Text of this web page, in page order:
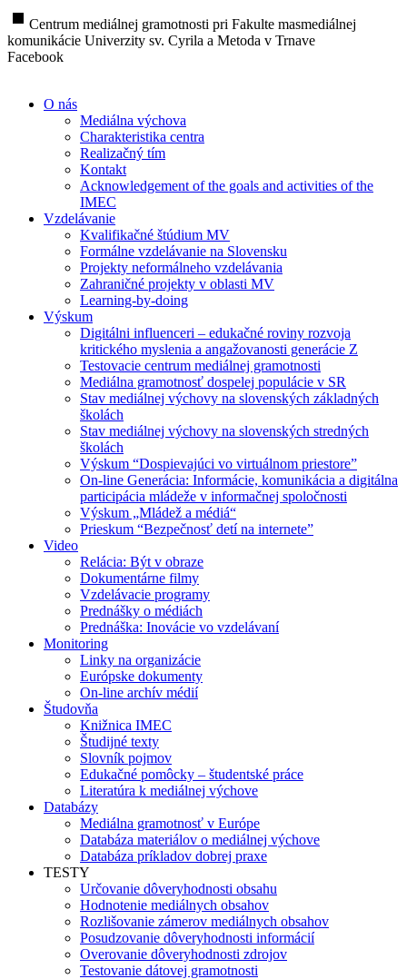
stop Centrum mediálnej gramotnosti pri Fakulte masmediálnej
komunikácie Univerzity sv. Cyrila a Metoda v Trnave
Facebook
O nás
Mediálna výchova
Charakteristika centra
Realizačný tím
Kontakt
Acknowledgement of the goals and activities of the
IMEC
Vzdelávanie
Kvalifikačné štúdium MV
Formálne vzdelávanie na Slovensku
Projekty neformálneho vzdelávania
Zahraničné projekty v oblasti MV
Learning-by-doing
Výskum
Digitálni influenceri – edukačné roviny rozvoja
kritického myslenia a angažovanosti generácie Z
Testovacie centrum mediálnej gramotnosti
Mediálna gramotnosť dospelej populácie v SR
Stav mediálnej výchovy na slovenských základných
školách
Stav mediálnej výchovy na slovenských stredných
školách
Výskum “Dospievajúci vo virtuálnom priestore”
On-line Generácia: Informácie, komunikácia a digitálna
participácia mládeže v informačnej spoločnosti
Výskum „Mládež a médiá“
Prieskum “Bezpečnosť detí na internete”
Video
Relácia: Být v obraze
Dokumentárne filmy
Vzdelávacie programy
Prednášky o médiách
Prednáška: Inovácie vo vzdelávaní
Monitoring
Linky na organizácie
Európske dokumenty
On-line archív médií
Študovňa
Knižnica IMEC
Študijné texty
Slovník pojmov
Edukačné pomôcky – študentské práce
Literatúra k mediálnej výchove
Databázy
Mediálna gramotnosť v Európe
Databáza materiálov o mediálnej výchove
Databáza príkladov dobrej praxe
TESTY
Určovanie dôveryhodnosti obsahu
Hodnotenie mediálnych obsahov
Rozlišovanie zámerov mediálnych obsahov
Posudzovanie dôveryhodnosti informácií
Overovanie dôveryhodnosti zdrojov
Testovanie dátovej gramotnosti